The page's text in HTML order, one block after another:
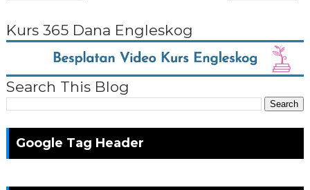
Kurs 365 Dana Engleskog
Search This Blog
Google Tag Header